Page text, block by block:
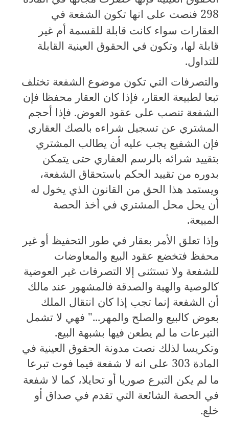
298 فنصت على انها تكون الشفعة في
العقارات سواء كانت قابلة للقسمة أم غير
قابلة لها، وتكون في الحقوق العينية القابلة
للتداول.
والتصرفات التي تكون موضوع الشفعة تختلف
تبعا لطبيعة العقار، فإذا كان العقار محفظا فإن
الشفعة تنصب على عقود العوض. فإذا أحجم
المشتري عن تسجيل شراءه بالصك العقاري
فإن الشفيع يجب عليه أن يطالب المشتري
بتقييد شرائه بالرسم العقاري حتى يتمكن
بدوره من تقييد الحكم باستحقاق الشفعة،
ويستمد هذا الحق من القانون الذي يخول له
أن يحل محل المشتري في أخذ الحصة
المبيعة.
وإذا تعلق الأمر بعقار في طور التحفيظ أو غير
محفظ فتخضع عقود البيع والمعاوضات
للشفعة ولا تستثنى إلا التصرفات غير العوضية
كالوصية والهبة والصدقة فالمشهور عند مالك
أن الشفعة إنما تجب إذا كان انتقال الملك
بعوض كالبيع والصلح والمهر..." فهي لا تشمل
التبرعات ما لم يطعن فيها بشبهة البيع.
وتكريسا لذلك نصت مدونة الحقوق العينية في
المادة 303 على انه لا شفعة فيما فوت تبرعا
ما لم يكن التبرع صوريا أو تحايلا، كما لا شفعة
في الحصة الشائعة التي تقدم في صداق أو
خلع.